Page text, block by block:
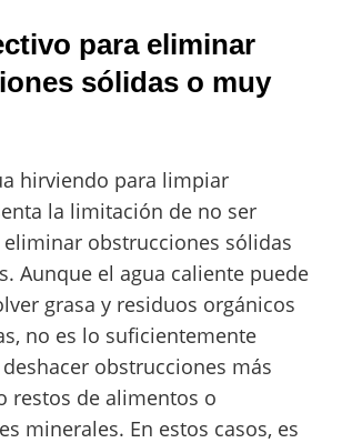
para eliminar
sólidas o muy
hirviendo para limpiar
la limitación de no ser
obstrucciones sólidas
Aunque el agua caliente puede
grasa y residuos orgánicos
no es lo suficientemente
obstrucciones más
restos de alimentos o
minerales. En estos casos, es